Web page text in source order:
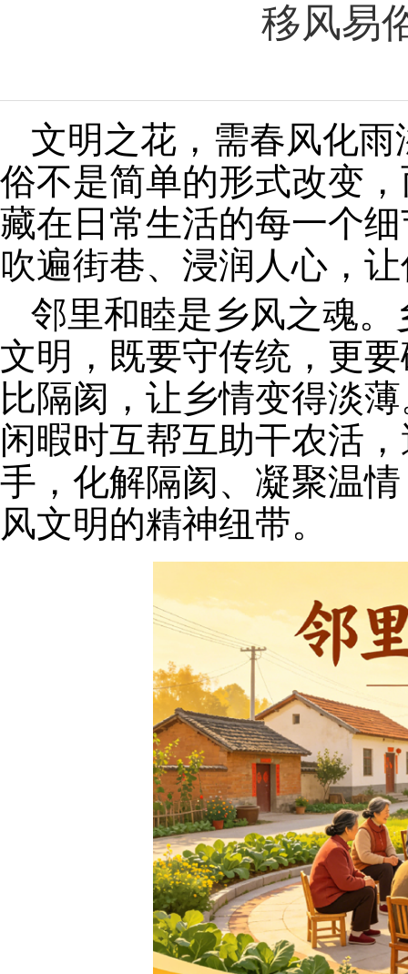
移风易
文明之花，需春风化
俗不是简单的形式改变
藏在日常生活的每一个
吹遍街巷、浸润人心，
邻里和睦是乡风之魂
文明，既要守传统，更
比隔阂，让乡情变得淡
闲暇时互帮互助干农活
手，化解隔阂、凝聚温
风文明的精神纽带。